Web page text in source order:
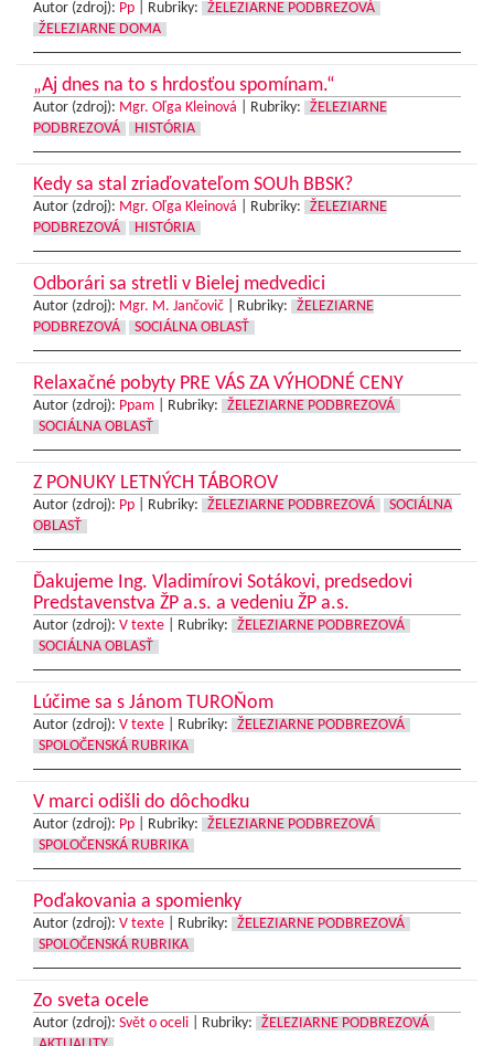
Autor (zdroj): Pp Rubriky:
ŽELEZIARNE PODBREZOVÁ
ŽELEZIARNE DOMA
„Aj dnes na to s hrdosťou spomínam.“
Autor (zdroj): Mgr. Oľga Kleinová Rubriky:
ŽELEZIARNE
PODBREZOVÁ
HISTÓRIA
Kedy sa stal zriaďovateľom SOUh BBSK?
Autor (zdroj): Mgr. Oľga Kleinová Rubriky:
ŽELEZIARNE
PODBREZOVÁ
HISTÓRIA
Odborári sa stretli v Bielej medvedici
Autor (zdroj): Mgr. M. Jančovič Rubriky:
ŽELEZIARNE
PODBREZOVÁ
SOCIÁLNA OBLASŤ
Relaxačné pobyty PRE VÁS ZA VÝHODNÉ CENY
Autor (zdroj): Ppam Rubriky:
ŽELEZIARNE PODBREZOVÁ
SOCIÁLNA OBLASŤ
Z PONUKY LETNÝCH TÁBOROV
Autor (zdroj): Pp Rubriky: ŽELEZIARNE PODBREZOVÁ
SOCIÁLNA
OBLASŤ
Ďakujeme Ing. Vladimírovi Sotákovi, predsedovi
Predstavenstva ŽP a.s. a vedeniu ŽP a.s.
Autor (zdroj): V texte Rubriky:
ŽELEZIARNE PODBREZOVÁ
SOCIÁLNA OBLASŤ
Lúčime sa s Jánom TUROŇom
Autor (zdroj): V texte Rubriky:
ŽELEZIARNE PODBREZOVÁ
SPOLOČENSKÁ RUBRIKA
V marci odišli do dôchodku
Autor (zdroj): Pp Rubriky:
ŽELEZIARNE PODBREZOVÁ
SPOLOČENSKÁ RUBRIKA
Poďakovania a spomienky
Autor (zdroj): V texte Rubriky:
ŽELEZIARNE PODBREZOVÁ
SPOLOČENSKÁ RUBRIKA
Zo sveta ocele
Autor (zdroj): Svět o oceli Rubriky:
ŽELEZIARNE PODBREZOVÁ